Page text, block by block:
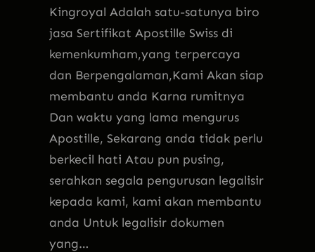
Kingroyal Adalah satu-satunya biro
jasa Sertifikat Apostille Swiss di
kemenkumham,yang terpercaya
dan Berpengalaman,Kami Akan siap
membantu anda Karna rumitnya
Dan waktu yang lama mengurus
Apostille, Sekarang anda tidak perlu
berkecil hati Atau pun pusing,
serahkan segala pengurusan legalisir
kepada kami, kami akan membantu
anda Untuk legalisir dokumen
yang…